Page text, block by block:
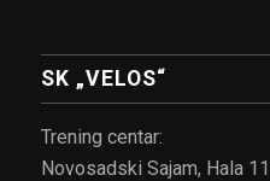
SK „VELOS“
Trening centar:
Novosadski Sajam, Hala 11